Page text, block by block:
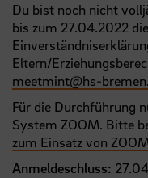
Du bist noch nicht
bis zum 27.04.2022
Eltern/
meetmint@hs-
Für die Durchführung
System ZOOM. Bitte
zum Einsatz von
Anmeldeschluss: